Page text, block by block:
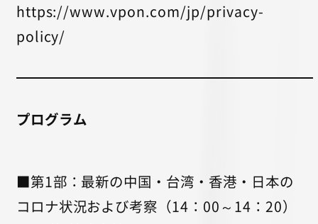
https://www.vpon.com/jp/privacy-
policy/
プログラム
■第1部：最新の中国・台湾・香港・日本の
コロナ状況および考察（14：00～14：20）